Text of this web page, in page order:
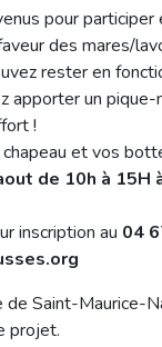
pour participer
des mares/
rester en
apporter un pique-
!
et vos
de 10h à 15H
inscription au 04
de Saint-Maurice-
projet.